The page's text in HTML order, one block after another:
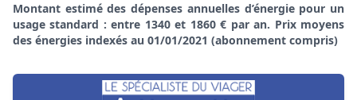
Montant estimé des dépenses annuelles d’énergie pour un
usage standard : entre 1340 et 1860 € par an. Prix moyens
des énergies indexés au 01/01/2021 (abonnement compris)